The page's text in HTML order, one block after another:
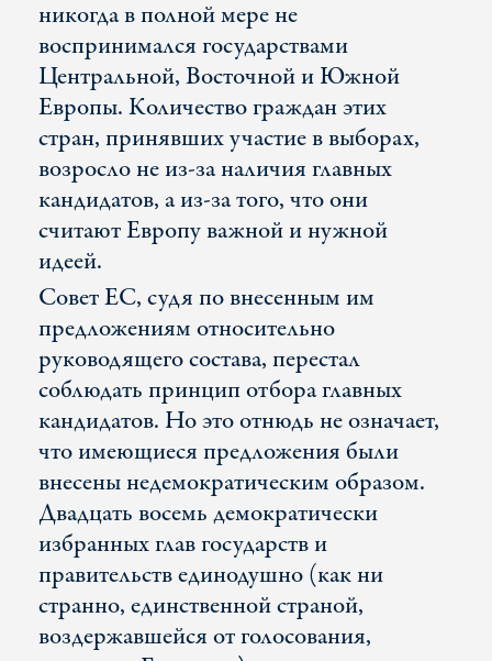
никогда в полной мере не
воспринимался государствами
Центральной, Восточной и Южной
Европы. Количество граждан этих
стран, принявших участие в выборах,
возросло не из-за наличия главных
кандидатов, а из-за того, что они
считают Европу важной и нужной
идеей.
Совет ЕС, судя по внесенным им
предложениям относительно
руководящего состава, перестал
соблюдать принцип отбора главных
кандидатов. Но это отнюдь не означает,
что имеющиеся предложения были
внесены недемократическим образом.
Двадцать восемь демократически
избранных глав государств и
правительств единодушно (как ни
странно, единственной страной,
воздержавшейся от голосования,